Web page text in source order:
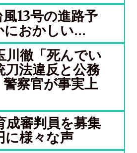
風13号の進路予
におかしい…
川徹「死んでい
刀法違反と公務
察官が事実上
成審判員を募集
に様々な声